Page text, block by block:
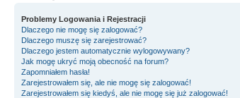
Problemy Logowania i Rejestracji
Dlaczego nie mogę się zalogować?
Dlaczego muszę się zarejestrować?
Dlaczego jestem automatycznie wylogowywany?
Jak mogę ukryć moją obecność na forum?
Zapomniałem hasła!
Zarejestrowałem się, ale nie mogę się zalogować!
Zarejestrowałem się kiedyś, ale nie mogę się już zalogować!